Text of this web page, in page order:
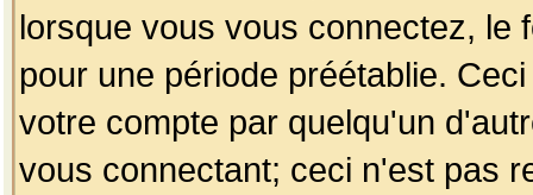
lorsque vous vous connectez, le
pour une période préétablie.
votre compte par quelqu'un
vous connectant; ceci n'est pas